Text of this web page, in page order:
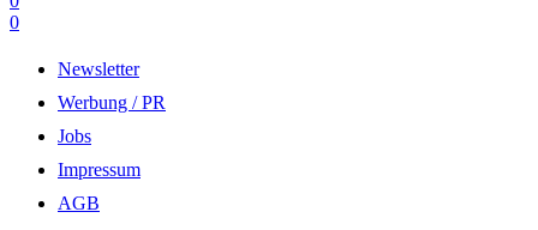
0
Newsletter
Werbung / PR
Jobs
Impressum
AGB